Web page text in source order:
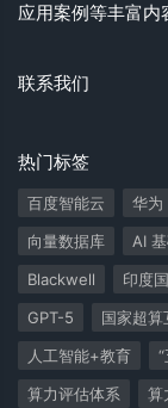
应用案例等丰富内
联系我们
热门标签
百度智能云 华为
向量数据库
AI
Blackwell
印度
GPT-5
国家超算
人工智能+教育
算力评估体系
算